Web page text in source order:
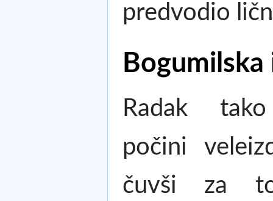
predvodio
Bogumilska
Radak
počini
čuvši za